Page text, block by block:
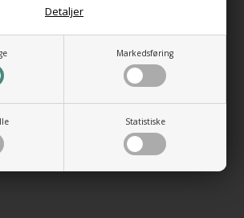
Markedsføring
Statistiske
Detaljer
stål